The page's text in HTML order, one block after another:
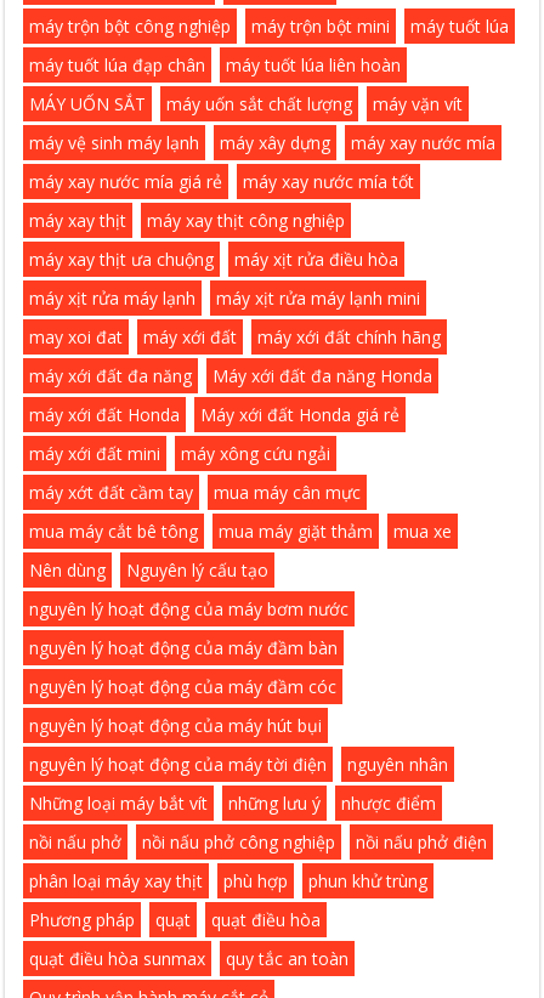
máy trộn bột công nghiệp
máy trộn bột mini
máy tuốt lúa
máy tuốt lúa đạp chân
máy tuốt lúa liên hoàn
MÁY UỐN SẮT
máy uốn sắt chất lượng
máy vặn vít
máy vệ sinh máy lạnh
máy xây dựng
máy xay nước mía
máy xay nước mía giá rẻ
máy xay nước mía tốt
máy xay thịt
máy xay thịt công nghiệp
máy xay thịt ưa chuộng
máy xịt rửa điều hòa
máy xịt rửa máy lạnh
máy xịt rửa máy lạnh mini
may xoi đat
máy xới đất
máy xới đất chính hãng
máy xới đất đa năng
Máy xới đất đa năng Honda
máy xới đất Honda
Máy xới đất Honda giá rẻ
máy xới đất mini
máy xông cứu ngải
máy xớt đất cầm tay
mua máy cân mực
mua máy cắt bê tông
mua máy giặt thảm
mua xe
Nên dùng
Nguyên lý cấu tạo
nguyên lý hoạt động của máy bơm nước
nguyên lý hoạt động của máy đầm bàn
nguyên lý hoạt động của máy đầm cóc
nguyên lý hoạt động của máy hút bụi
nguyên lý hoạt động của máy tời điện
nguyên nhân
Những loại máy bắt vít
những lưu ý
nhược điểm
nồi nấu phở
nồi nấu phở công nghiệp
nồi nấu phở điện
phân loại máy xay thịt
phù hợp
phun khử trùng
Phương pháp
quạt
quạt điều hòa
quạt điều hòa sunmax
quy tắc an toàn